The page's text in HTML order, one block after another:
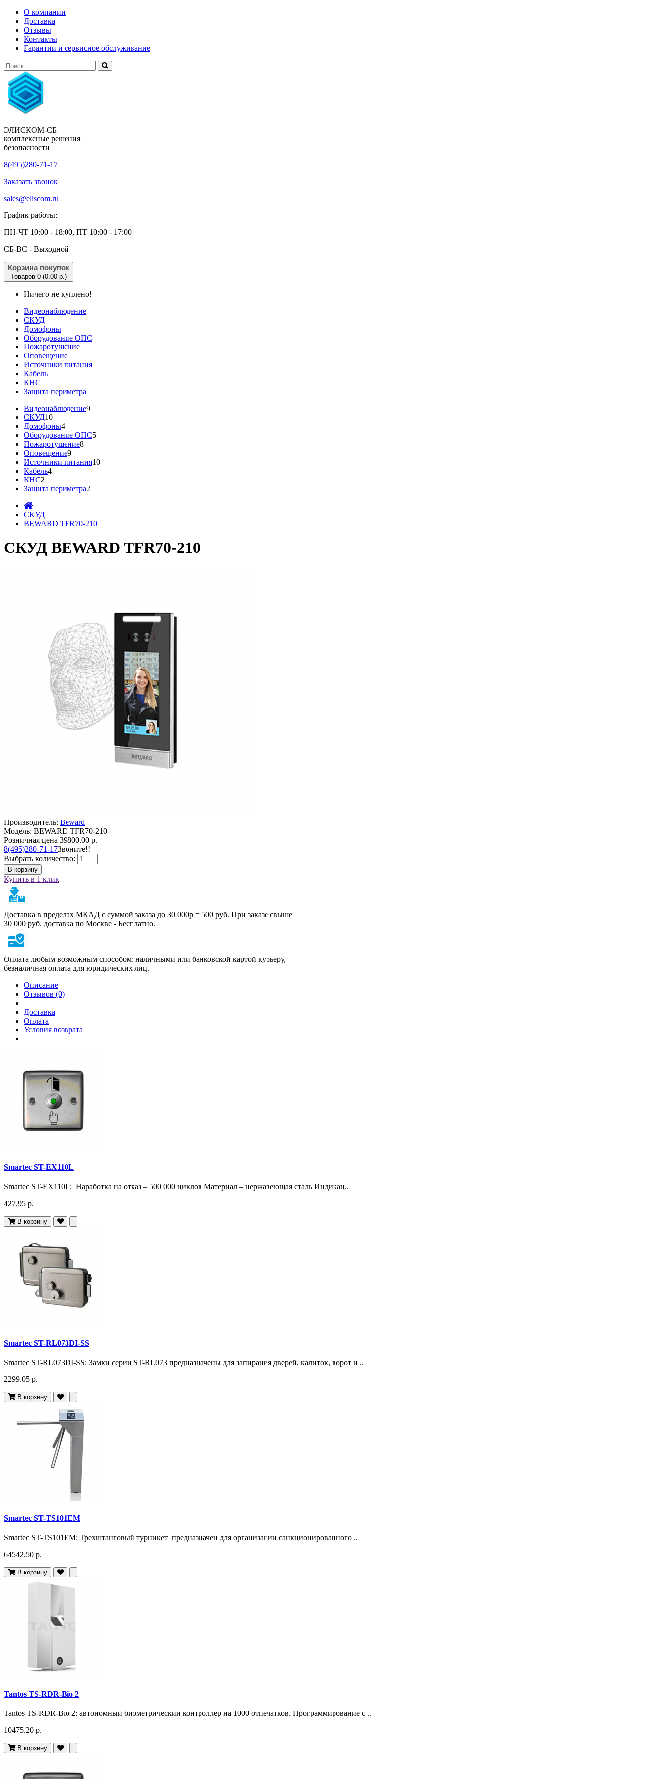
О компании
Доставка
Отзывы
Контакты
Гарантии и сервисное обслуживание
ЭЛИСКОМ-СБ
комплексные решения
безопасности
8(495)280-71-17
Заказать звонок
sales@eliscom.ru
График работы:
ПН-ЧТ 10:00 - 18:00, ПТ 10:00 - 17:00
CБ-ВС - Выходной
Корзина покупок
Товаров 0 (0.00 р.)
Ничего не куплено!
Видеонаблюдение
СКУД
Домофоны
Оборудование ОПС
Пожаротушение
Оповещение
Источники питания
Кабель
КНС
Защита периметра
Видеонаблюдение9
СКУД10
Домофоны4
Оборудование ОПС5
Пожаротушение8
Оповещение9
Источники питания10
Кабель4
КНС2
Защита периметра2
СКУД
BEWARD TFR70-210
СКУД BEWARD TFR70-210
Производитель: Beward
Модель: BEWARD TFR70-210
Розничная цена 39800.00 р.
8(495)280-71-17Звоните!!
Выбрать количество:
В корзину
Купить в 1 клик
Доставка в пределах МКАД с суммой заказа до 30 000р = 500 руб. При заказе свыше
30 000 руб. доставка по Москве - Бесплатно.
Оплата любым возможным способом: наличными или банковской картой курьеру,
безналичная оплата для юридических лиц.
Описание
Отзывов (0)
Доставка
Оплата
Условия возврата
Smartec ST-EX110L
Smartec ST-EX110L: Наработка на отказ – 500 000 циклов Материал – нержавеющая сталь Индикац..
427.95 р.
В корзину
Smartec ST-RL073DI-SS
Smartec ST-RL073DI-SS: Замки серии ST-RL073 предназначены для запирания дверей, калиток, ворот и ..
2299.05 р.
В корзину
Smartec ST-TS101EM
Smartec ST-TS101EM: Трехштанговый турникет предназначен для организации санкционированного ..
64542.50 р.
В корзину
Tantos TS-RDR-Bio 2
Tantos TS-RDR-Bio 2: автономный биометрический контроллер на 1000 отпечатков. Программирование с ..
10475.20 р.
В корзину